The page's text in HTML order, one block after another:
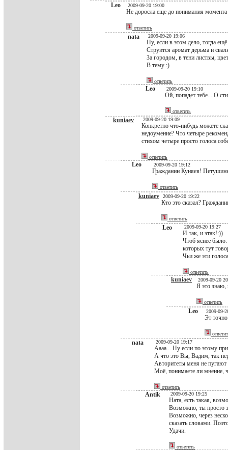
Leo 2009-09-20 19:00
Не доросла еще до понимания
ответить
nata 2009-09-20 19:06
Ну, если в этом дело, тогда
Струится аромат дерьма и
За городом, в тени листвы,
В тему :)
ответить
Leo 2009-09-20 19:10
Ой, попадет тебе... О
ответить
kuniaev 2009-09-20 19:09
Конкретно что-нибудь можете
недоумение? Что четыре
стихом четыре просто голоса
ответить
Leo 2009-09-20 19:12
Гражданин Куняев!
ответить
kuniaev 2009-09-20 19:22
Кто это сказал?
ответить
Leo 2009-09-20 19:27
И так, и этак!:))
Чтоб яснее
которых тут
Чьи же эти
ответить
kuniaev 2009-09-20
Я это знаю,
ответить
Leo 2009-09-
Эт
nata 2009-09-20 19:17
Аааа... Ну если по этому
А что это Вы, Вадим, так
Авторитеты меня не пугают
Моё, понимаете ли мнение,
ответить
Antik 2009-09-20 19:25
Ната, есть такая,
Возможно, ты просто
Возможно, через
сказать словами.
Удачи.
ответить